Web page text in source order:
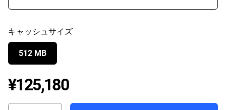
キャッシュサイズ
512 MB
¥125,180Price ¥125,180